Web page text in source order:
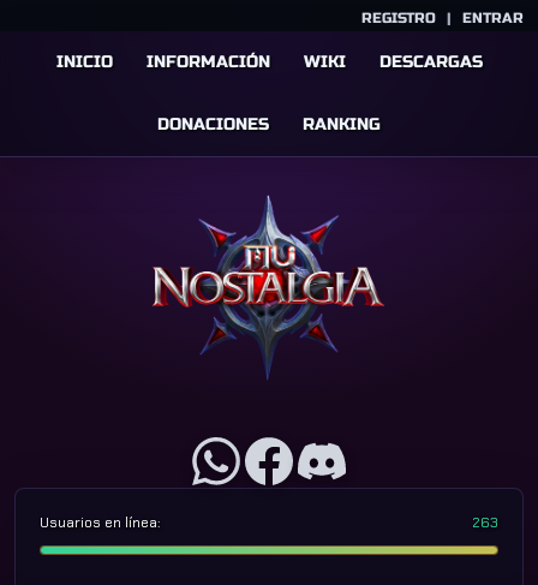
REGISTRO | ENTRAR
INICIO INFORMACIÓN WIKI DESCARGAS
DONACIONES RANKING
Usuarios en línea: 263